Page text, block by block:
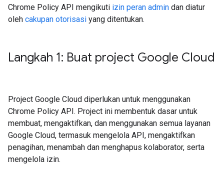
Chrome Policy API mengikuti izin peran admin dan diatur
oleh cakupan otorisasi yang ditentukan.
Langkah 1: Buat project Google Cloud
Project Google Cloud diperlukan untuk menggunakan
Chrome Policy API. Project ini membentuk dasar untuk
membuat, mengaktifkan, dan menggunakan semua layanan
Google Cloud, termasuk mengelola API, mengaktifkan
penagihan, menambah dan menghapus kolaborator, serta
mengelola izin.